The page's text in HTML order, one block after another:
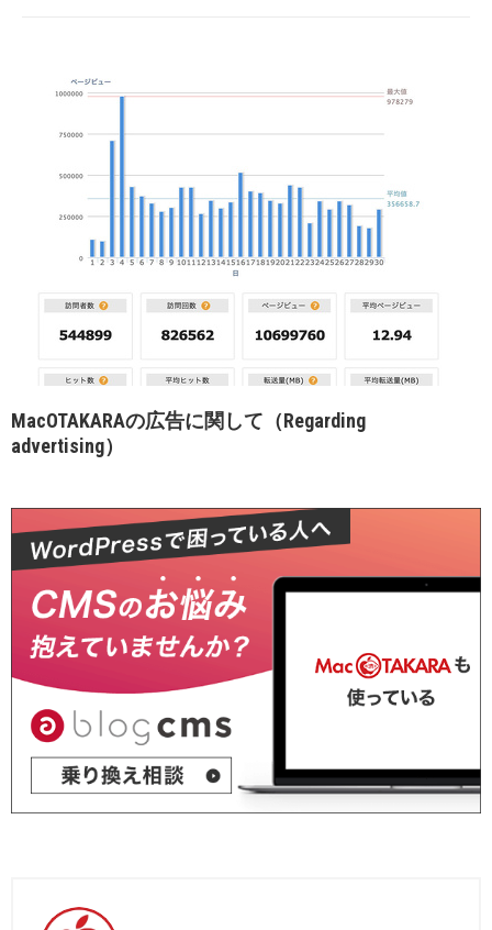
MacOTAKARAの広告に関して（Regarding
advertising）